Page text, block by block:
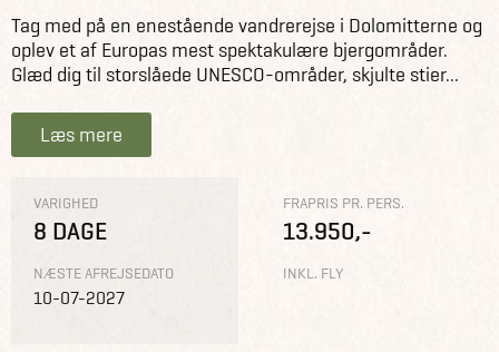
Tag med på en enestående vandrerejse i Dolomitterne og
oplev et af Europas mest spektakulære bjergområder.
Glæd dig til storslåede UNESCO-områder, skjulte stier...
Læs mere
VARIGHED
8 DAGE
NÆSTE AFREJSEDATO
10-07-2027
FRAPRIS PR. PERS.
13.950,-
INKL. FLY